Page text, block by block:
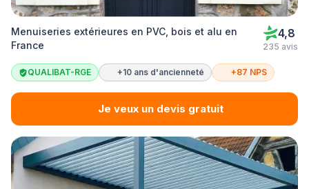
Menuiseries extérieures en PVC, bois et alu en
France
4,8
235 avis
QUALIBAT-RGE +10 ans d'ancienneté +87 NPS
Je veux un devis gratuit